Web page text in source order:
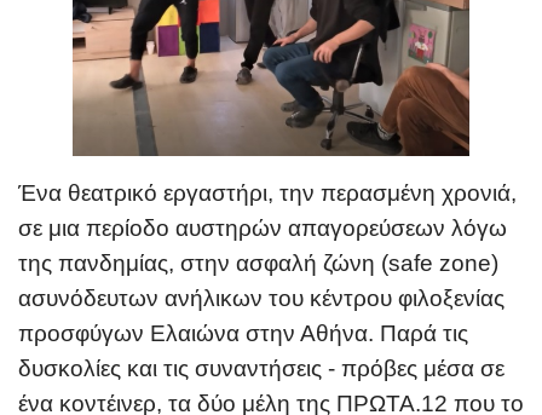
Ένα θεατρικό εργαστήρι, την περασμένη χρονιά,
σε μια περίοδο αυστηρών απαγορεύσεων λόγω
της πανδημίας, στην ασφαλή ζώνη (safe zone)
ασυνόδευτων ανήλικων του κέντρου φιλοξενίας
προσφύγων Ελαιώνα στην Αθήνα. Παρά τις
δυσκολίες και τις συναντήσεις - πρόβες μέσα σε
ένα κοντέινερ, τα δύο μέλη της ΠΡΩΤΑ.12 που το